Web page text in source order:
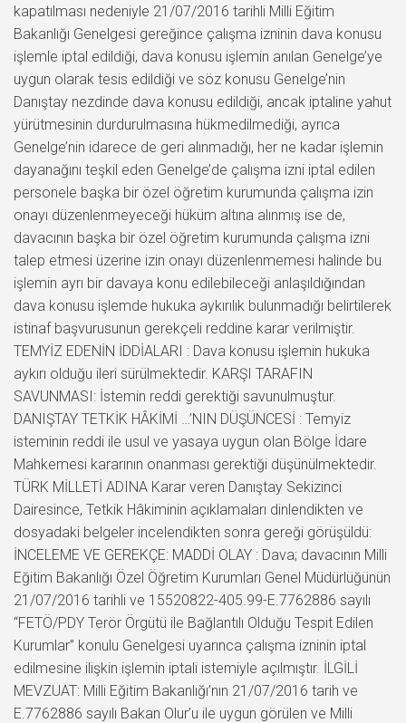
kapatılması nedeniyle 21/07/2016 tarihli Milli Eğitim
Bakanlığı Genelgesi gereğince çalışma izninin dava konusu
işlemle iptal edildiği, dava konusu işlemin anılan Genelge’ye
uygun olarak tesis edildiği ve söz konusu Genelge’nin
Danıştay nezdinde dava konusu edildiği, ancak iptaline yahut
yürütmesinin durdurulmasına hükmedilmediği, ayrıca
Genelge’nin idarece de geri alınmadığı, her ne kadar işlemin
dayanağını teşkil eden Genelge’de çalışma izni iptal edilen
personele başka bir özel öğretim kurumunda çalışma izin
onayı düzenlenmeyeceği hüküm altına alınmış ise de,
davacının başka bir özel öğretim kurumunda çalışma izni
talep etmesi üzerine izin onayı düzenlenmemesi halinde bu
işlemin ayrı bir davaya konu edilebileceği anlaşıldığından
dava konusu işlemde hukuka aykırılık bulunmadığı belirtilerek
istinaf başvurusunun gerekçeli reddine karar verilmiştir.
TEMYİZ EDENİN İDDİALARI : Dava konusu işlemin hukuka
aykırı olduğu ileri sürülmektedir. KARŞI TARAFIN
SAVUNMASI: İstemin reddi gerektiği savunulmuştur.
DANIŞTAY TETKİK HÂKİMİ …’NIN DÜŞÜNCESİ : Temyiz
isteminin reddi ile usul ve yasaya uygun olan Bölge İdare
Mahkemesi kararının onanması gerektiği düşünülmektedir.
TÜRK MİLLETİ ADINA Karar veren Danıştay Sekizinci
Dairesince, Tetkik Hâkiminin açıklamaları dinlendikten ve
dosyadaki belgeler incelendikten sonra gereği görüşüldü:
İNCELEME VE GEREKÇE: MADDİ OLAY : Dava; davacının Milli
Eğitim Bakanlığı Özel Öğretim Kurumları Genel Müdürlüğünün
21/07/2016 tarihli ve 15520822-405.99-E.7762886 sayılı
“FETÖ/PDY Terör Örgütü ile Bağlantılı Olduğu Tespit Edilen
Kurumlar” konulu Genelgesi uyarınca çalışma izninin iptal
edilmesine ilişkin işlemin iptali istemiyle açılmıştır. İLGİLİ
MEVZUAT: Milli Eğitim Bakanlığı’nın 21/07/2016 tarih ve
E.7762886 sayılı Bakan Olur’u ile uygun görülen ve Milli